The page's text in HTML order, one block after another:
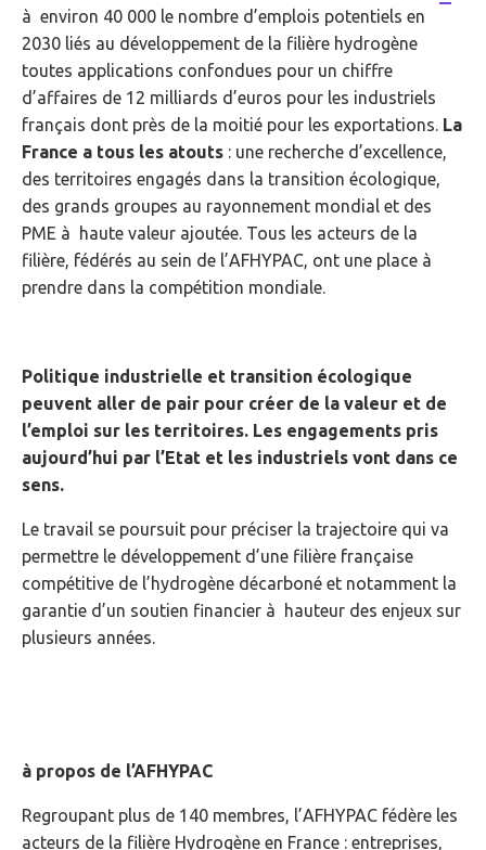
à environ 40 000 le nombre d’emplois potentiels en
2030 liés au développement de la filière hydrogène
toutes applications confondues pour un chiffre
d’affaires de 12 milliards d’euros pour les industriels
français dont près de la moitié pour les exportations. La
France a tous les atouts : une recherche d’excellence,
des territoires engagés dans la transition écologique,
des grands groupes au rayonnement mondial et des
PME à haute valeur ajoutée. Tous les acteurs de la
filière, fédérés au sein de l’AFHYPAC, ont une place à
prendre dans la compétition mondiale.
Politique industrielle et transition écologique
peuvent aller de pair pour créer de la valeur et de
l’emploi sur les territoires. Les engagements pris
aujourd’hui par l’Etat et les industriels vont dans ce
sens.
Le travail se poursuit pour préciser la trajectoire qui va
permettre le développement d’une filière française
compétitive de l’hydrogène décarboné et notamment la
garantie d’un soutien financier à hauteur des enjeux sur
plusieurs années.
à propos de l’AFHYPAC
Regroupant plus de 140 membres, l’AFHYPAC fédère les
acteurs de la filière Hydrogène en France : entreprises,